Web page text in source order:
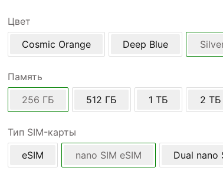
Цвет
Cosmic Orange
Deep Blue
Память
256 ГБ
512 ГБ 1 ТБ 2 ТБ
Тип SIM-карты
eSIM
nano SIM eSIM Dual nano